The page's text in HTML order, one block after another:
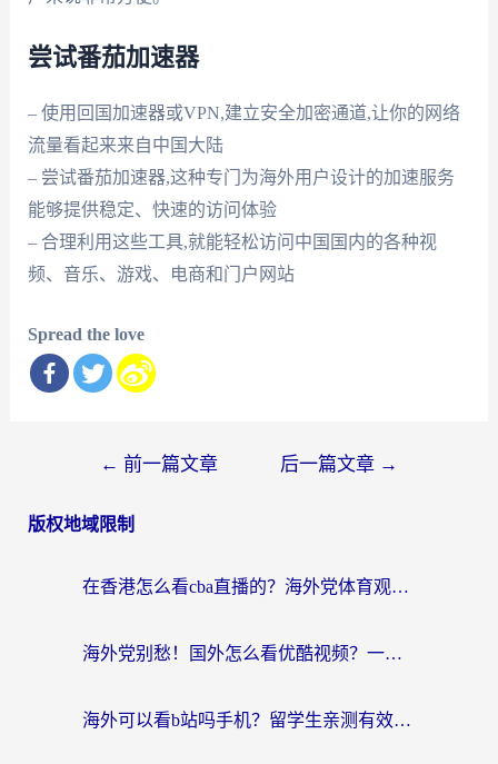
尝试番茄加速器
– 使用回国加速器或VPN,建立安全加密通道,让你的网络
流量看起来来自中国大陆
– 尝试番茄加速器,这种专门为海外用户设计的加速服务
能够提供稳定、快速的访问体验
– 合理利用这些工具,就能轻松访问中国国内的各种视
频、音乐、游戏、电商和门户网站
Spread the love
导
← 前一篇文章 后一篇文章 →
版权地域限制
在香港怎么看cba直播的？海外党体育观赛终极指南：告别版权限制，畅享中文解说
海外党别愁！国外怎么看优酷视频？一招解决追剧、看直播难题
海外可以看b站吗手机？留学生亲测有效的回国加速指南